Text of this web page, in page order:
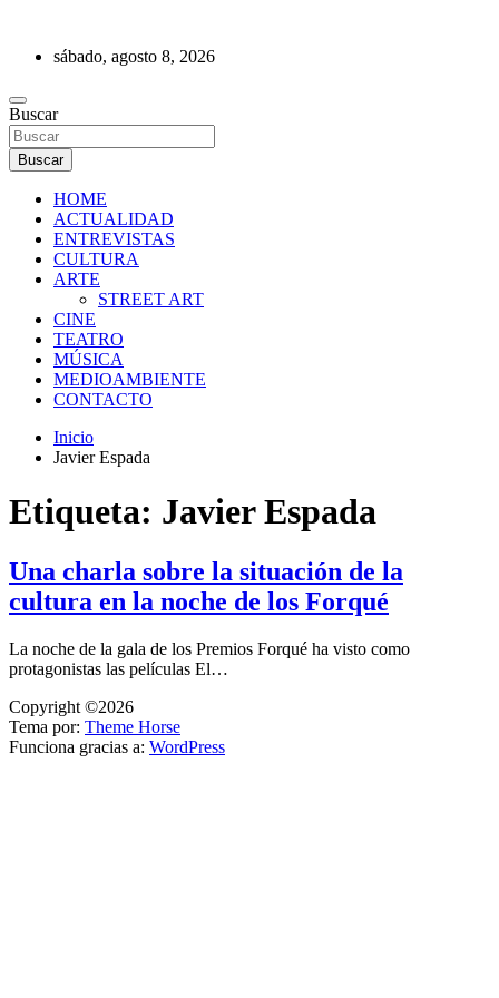
contenidosábado, agosto 8, 2026
REVISTA DE PRENSA
Buscar
Buscar
HOME
ACTUALIDAD
ENTREVISTAS
CULTURA
ARTE
STREET ART
CINE
TEATRO
MÚSICA
MEDIOAMBIENTE
CONTACTO
Inicio
Javier Espada
Etiqueta: Javier Espada
Una charla sobre la situación de la
cultura en la noche de los Forqué
La noche de la gala de los Premios Forqué ha visto como
protagonistas las películas El…
Copyright ©2026
Tema por: Theme Horse
Funciona gracias a: WordPress